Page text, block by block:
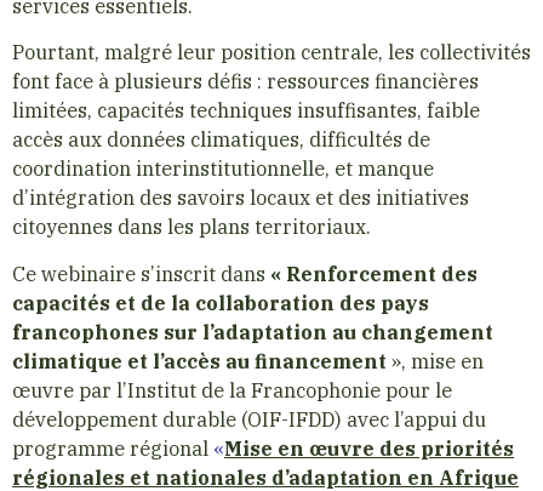
services essentiels.
Pourtant, malgré leur position centrale, les collectivités
font face à plusieurs défis : ressources financières
limitées, capacités techniques insuffisantes, faible
accès aux données climatiques, difficultés de
coordination interinstitutionnelle, et manque
d’intégration des savoirs locaux et des initiatives
citoyennes dans les plans territoriaux.
Ce webinaire s’inscrit dans « Renforcement des
capacités et de la collaboration des pays
francophones sur l’adaptation au changement
climatique et l’accès au financement », mise en
œuvre par l’Institut de la Francophonie pour le
développement durable (OIF-IFDD) avec l’appui du
programme régional «Mise en œuvre des priorités
régionales et nationales d’adaptation en Afrique